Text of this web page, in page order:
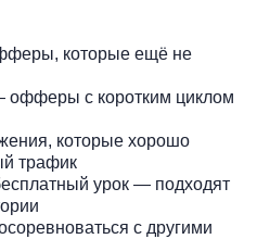
которые ещё не
офферы с коротким циклом
которые хорошо
трафик
урок — подходят
с другими